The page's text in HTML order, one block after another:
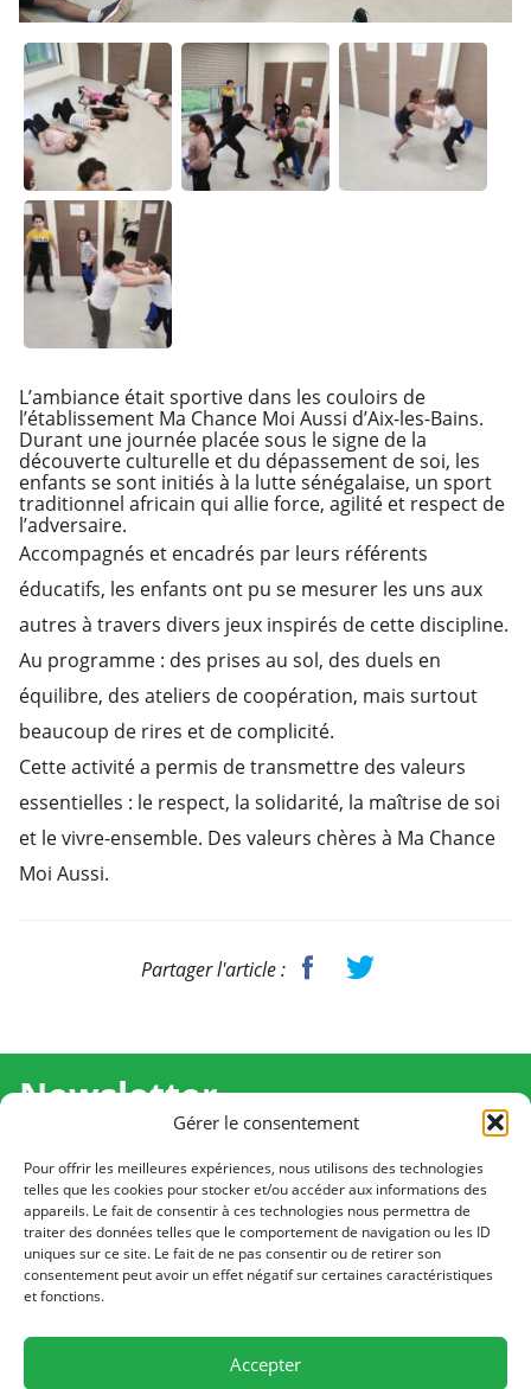
Gérer le consentement
Pour offrir les meilleures expériences, nous utilisons des technologies
telles que les cookies pour stocker et/ou accéder aux informations des
appareils. Le fait de consentir à ces technologies nous permettra de
traiter des données telles que le comportement de navigation ou les ID
uniques sur ce site. Le fait de ne pas consentir ou de retirer son
consentement peut avoir un effet négatif sur certaines caractéristiques
et fonctions.
Accepter
L’ambiance était sportive dans les couloirs de
l’établissement Ma Chance Moi Aussi d’Aix-les-Bains.
Durant une journée placée sous le signe de la
découverte culturelle et du dépassement de soi, les
enfants se sont initiés à la lutte sénégalaise, un sport
traditionnel africain qui allie force, agilité et respect de
l’adversaire.
Accompagnés et encadrés par leurs référents
éducatifs, les enfants ont pu se mesurer les uns aux
autres à travers divers jeux inspirés de cette discipline.
Au programme : des prises au sol, des duels en
équilibre, des ateliers de coopération, mais surtout
beaucoup de rires et de complicité.
Cette activité a permis de transmettre des valeurs
essentielles : le respect, la solidarité, la maîtrise de soi
et le vivre-ensemble. Des valeurs chères à Ma Chance
Moi Aussi.
Partager l'article :
Newsletter
Recevez l'actualité de Ma Chance Moi Aussi pour en
savoir plus sur nos temps forts et nos résultats.
Cliquez pour vous inscrire